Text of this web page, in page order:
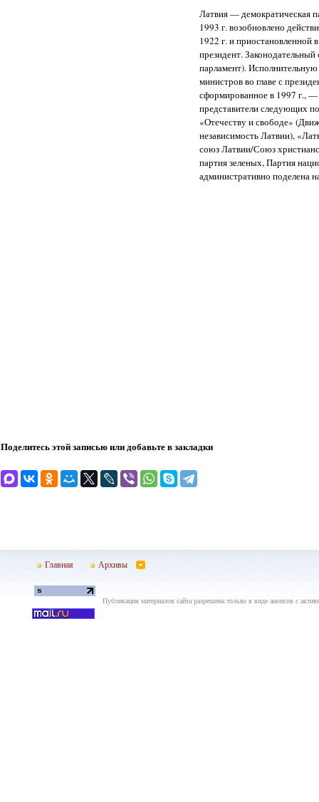
Латвия — демократическая
1993 г. возобновлено
1922 г. и приостановленной
президент.
парламент). Исполнительную
министров во главе с
сформированное в 1997 г.,
представители следующих
«Отечеству и свободе»
независимость Латвии),
союз Латвии/Союз
партия зеленых, Партия
административно поделена
Поделитесь этой записью или добавьте в закладки
Главная Архивы
Публикация материалов сайта разрешена только в виде анонсов с